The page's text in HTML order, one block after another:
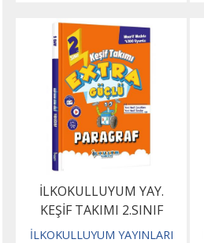
İLKOKULLUYUM YAY.
KEŞİF TAKIMI 2.SINIF
EXTRA GÜÇLÜ PARAGRAF
İLKOKULLUYUM YAYINLARI